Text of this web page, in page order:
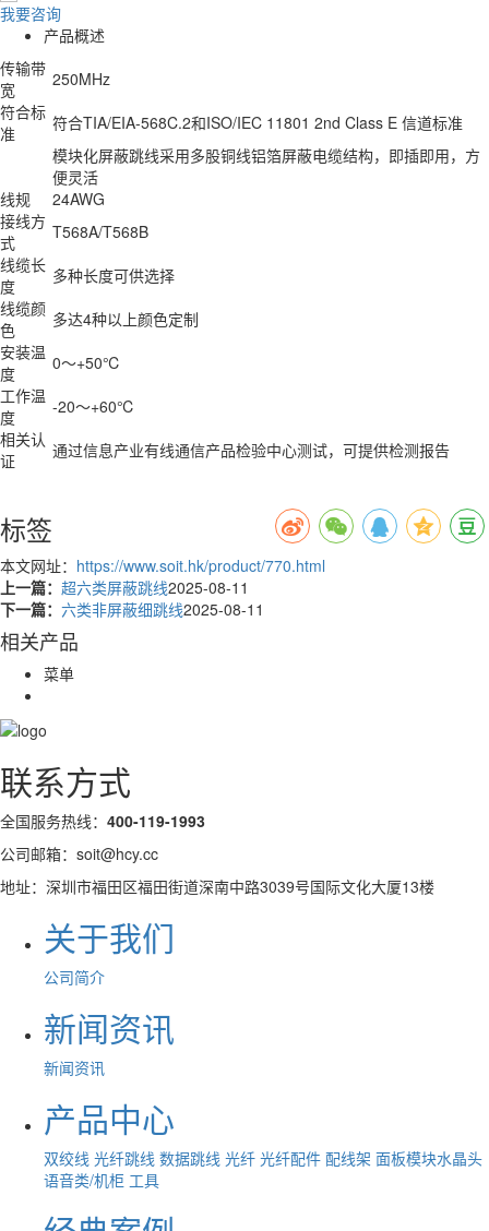
我要咨询
产品概述
传输带
宽
250MHz
符合标
准
符合TIA/EIA-568C.2和ISO/IEC 11801 2nd Class E 信道标准
模块化屏蔽跳线采用多股铜线铝箔屏蔽电缆结构，即插即用，方
便灵活
线规
24AWG
接线方
式
T568A/T568B
线缆长
度
多种长度可供选择
线缆颜
色
多达4种以上颜色定制
安装温
度
0～+50℃
工作温
度
-20～+60℃
相关认
证
通过信息产业有线通信产品检验中心测试，可提供检测报告
标签
本文网址： https://www.soit.hk/product/770.html
上一篇： 超六类屏蔽跳线2025-08-11
下一篇： 六类非屏蔽细跳线2025-08-11
相关产品
菜单
联系方式
全国服务热线： 400-119-1993
公司邮箱：soit@hcy.cc
地址：深圳市福田区福田街道深南中路3039号国际文化大厦13楼
关于我们
公司简介
新闻资讯
新闻资讯
产品中心
双绞线 光纤跳线 数据跳线 光纤 光纤配件 配线架 面板模块水晶头
语音类/机柜 工具